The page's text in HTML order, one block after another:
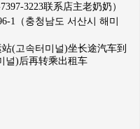
3223联系店主老奶奶）
1（ 충청남도 서산시 해미
(고속터미널)坐长途汽车到
널)后再转乘出租车